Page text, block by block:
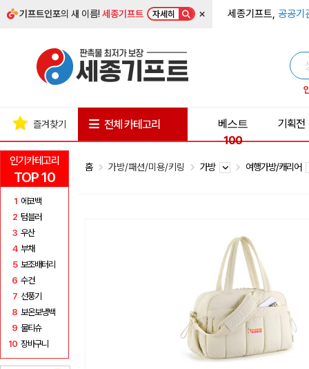
기프트인포의 새 이름!세종기프트 자세히 × 세종기프트, 공공기
인기카테고리
TOP 10
1 에코백
2 텀블러
3 우산
4 부채
5 보조배터리
6 수건
7 선풍기
8 보온보냉백
9 물티슈
10 장바구니
즐겨찾기 전체 카테고리
베스트
100
기획전
홈 가방/패션/미용/키링 가방 여행가방/캐리어